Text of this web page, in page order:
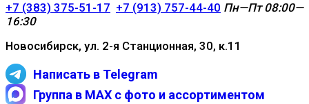
+7 (383) 375-51-17 +7 (913) 757-44-40 Пн—Пт 08:00—
16:30
Новосибирск, ул. 2-я Станционная, 30, к.11
Написать в Telegram
Группа в MAX с фото и ассортиментом